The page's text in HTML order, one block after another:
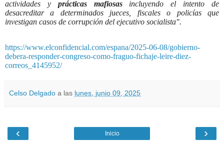
actividades yprácticas mafiosas incluyendo el intento de
desacreditar a determinados jueces, fiscales o policías que
investigan casos de corrupción del ejecutivo socialista".
https://www.elconfidencial.com/espana/2025-06-08/gobierno-
debera-responder-congreso-como-fraguo-fichaje-leire-diez-
correos_4145952/
Celso Delgado a las lunes, junio 09, 2025
‹ ›
Inicio